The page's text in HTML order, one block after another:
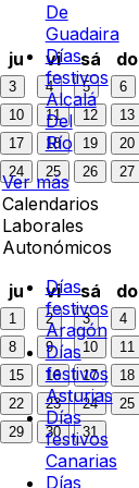
ju vi sá do
3 4 5
6
10 11 12
13
17 18 19
20
24 25 26
27
ju vi sá do
1 2 3
4
8 9 10
11
15 16 17
18
22 23 24
25
29 30 31
De
Guadaira
Días
festivos
Alcalá
Del
Río
Ver más
Calendarios
Laborales
Autonómicos
Días
festivos
Aragón
Días
festivos
Asturias
Días
festivos
Canarias
Días